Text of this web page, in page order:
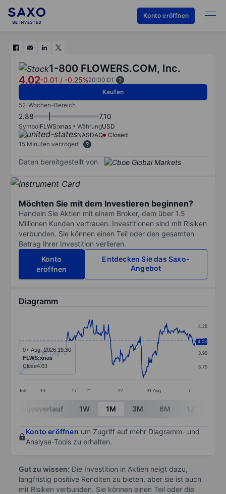
Konto eröffnen
1-800 FLOWERS.COM, Inc.
4.02-0.01 / -0.25%20:00:01
Kaufen
52-Wochen-Bereich
2.88 7.10
SymbolFLWS:xnas WährungUSD
NASDAQ
Closed
15 Minuten verzögert
Daten bereitgestellt von
Möchten Sie mit dem Investieren beginnen?
Handeln Sie Aktien mit einem Broker, dem über 1.5
Millionen Kunden vertrauen. Investitionen sind mit Risiken
verbunden. Sie können einen Teil oder den gesamten
Betrag Ihrer Investition verlieren.
Konto
eröffnen
Entdecken Sie das Saxo-
Angebot
Diagramm
Line chart with 281 data points.
The chart has 1 X axis displaying categories.
The chart has 1 Y axis displaying values. Data
Juli 13 17 21 27 31 Aug. 7
3.75
3.90
4.05
4.20
4.03
07-Aug.-2026 19:30
FLWS:xnas
Close4.03
End of interactive chart.
Tagesverlauf 1W 1M 3M 6M 1J
Konto eröffnen um Zugriff auf mehr Diagramm- und
Analyse-Tools zu erhalten.
Gut zu wissen: Die Investition in Aktien neigt dazu,
langfristig positive Renditen zu bieten, aber sie ist auch
mit Risiken verbunden. Sie können einen Teil oder die